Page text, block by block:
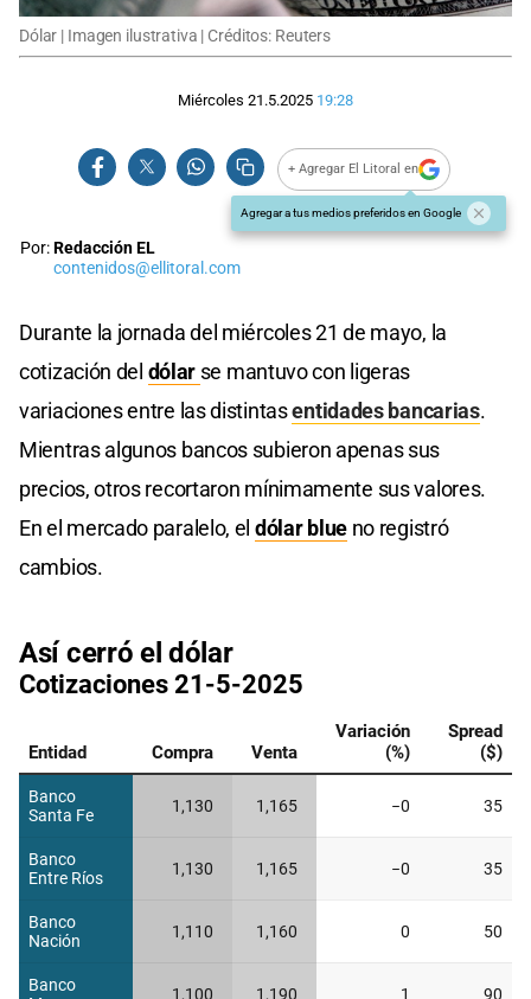
Dólar | Imagen ilustrativa | Créditos: Reuters
Miércoles 21.5.2025 19:28
+ Agregar El Litoral en
Agregar a tus medios preferidos en Google
Por:Redacción EL
contenidos@ellitoral.com
Durante la jornada del miércoles 21 de mayo, la
cotización del dólar se mantuvo con ligeras
variaciones entre las distintasentidades bancarias.
Mientras algunos bancos subieron apenas sus
precios, otros recortaron mínimamente sus valores.
En el mercado paralelo, el dólar blue no registró
cambios.
Así cerró el dólar